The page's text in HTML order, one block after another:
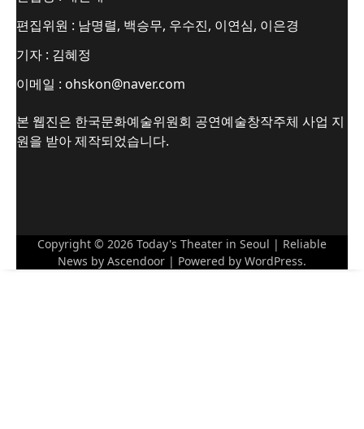
편집위원 : 남명렬, 백승무, 우수진, 이연심, 이은경
기자 : 김혜정
이메일 : ohskon@naver.com
본 웹진은 한국문화예술위원회 공연예술창작주체 사업 지
원을 받아 제작되었습니다.
Copyright © 2026 Today's Theater in Seoul | Reliable
News by Ascendoor | Powered by WordPress.